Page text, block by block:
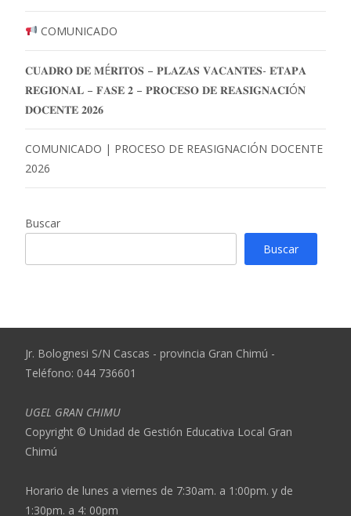
COMUNICADO
𝐂𝐔𝐀𝐃𝐑𝐎 𝐃𝐄 𝐌É𝐑𝐈𝐓𝐎𝐒 – 𝐏𝐋𝐀𝐙𝐀𝐒 𝐕𝐀𝐂𝐀𝐍𝐓𝐄𝐒- 𝐄𝐓𝐀𝐏𝐀
𝐑𝐄𝐆𝐈𝐎𝐍𝐀𝐋 – 𝐅𝐀𝐒𝐄 𝟐 – 𝐏𝐑𝐎𝐂𝐄𝐒𝐎 𝐃𝐄 𝐑𝐄𝐀𝐒𝐈𝐆𝐍𝐀𝐂𝐈Ó𝐍
𝐃𝐎𝐂𝐄𝐍𝐓𝐄 𝟐𝟎𝟐𝟔
COMUNICADO | PROCESO DE REASIGNACIÓN DOCENTE
2026
Buscar
Buscar
Jr. Bolognesi S/N Cascas - provincia Gran Chimú -
Teléfono: 044 736601
UGEL GRAN CHIMU
Copyright © Unidad de Gestión Educativa Local Gran
Chimú
Horario de lunes a viernes de 7:30am. a 1:00pm. y de
1:30pm. a 4: 00pm